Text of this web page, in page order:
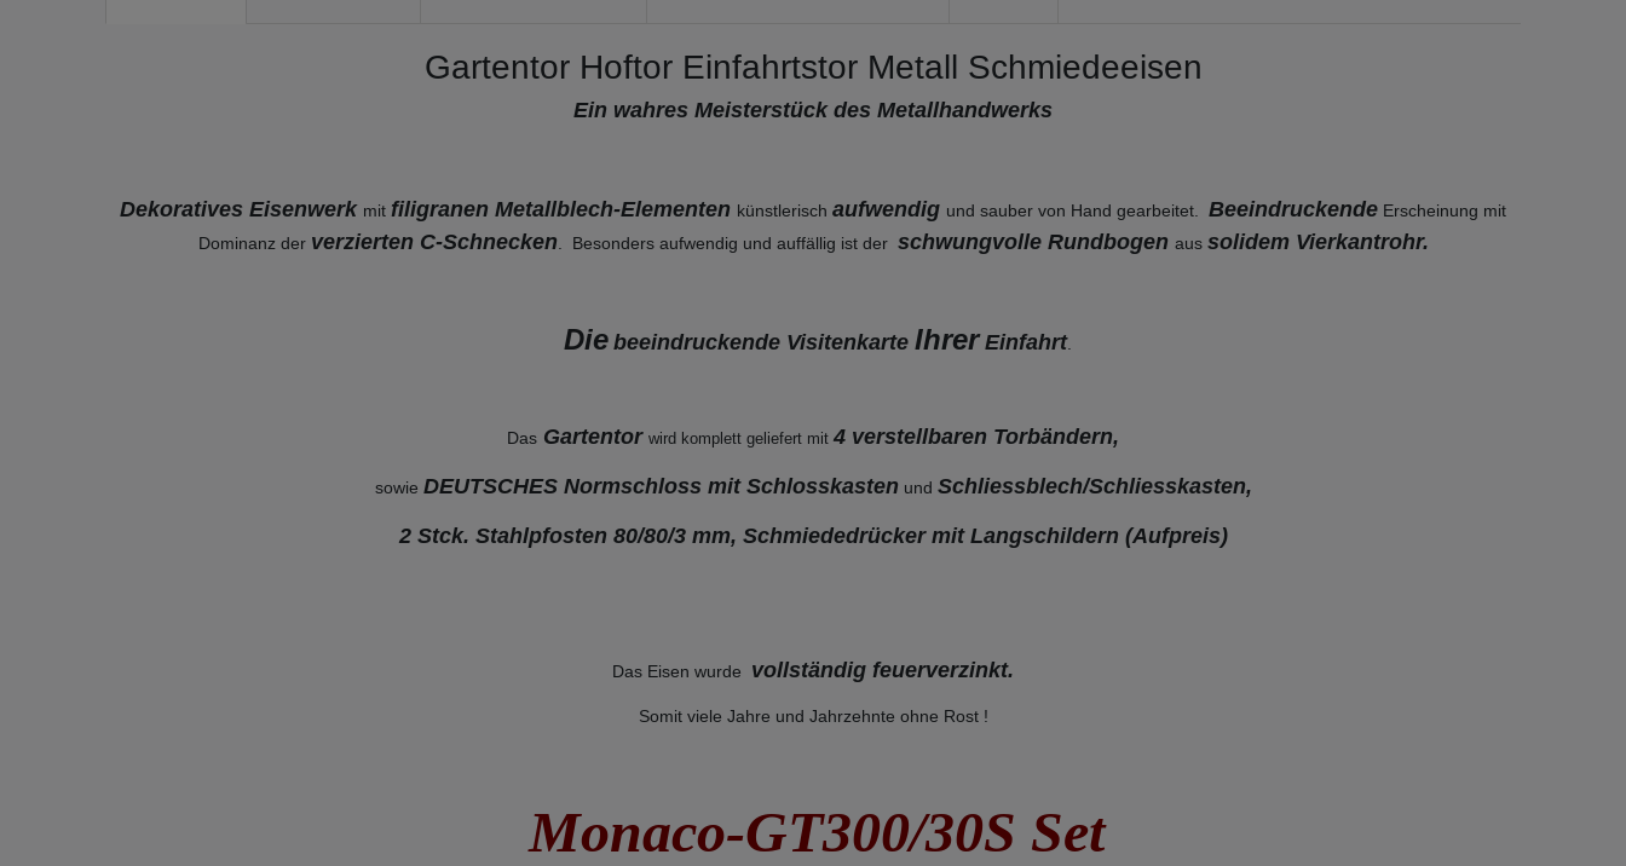
Gartentor Hoftor Einfahrtstor Metall Schmiedeeisen
Ein wahres Meisterstück des Metallhandwerks
Dekoratives Eisenwerk mit filigranen Metallblech-Elementen künstlerisch aufwendig und sauber von Hand gearbeitet. Beeindruckende Erscheinung mit
Dominanz der verzierten C-Schnecken. Besonders aufwendig und auffällig ist der schwungvolle Rundbogen aus solidem Vierkantrohr.
Die beeindruckende Visitenkarte IhrerEinfahrt.
Das Gartentor wird komplett geliefert mit 4 verstellbaren Torbändern,
sowie DEUTSCHES Normschloss mit Schlosskasten und Schliessblech/Schliesskasten,
2 Stck. Stahlpfosten 80/80/3 mm, Schmiededrücker mit Langschildern (Aufpreis)
Das Eisen wurde vollständig feuerverzinkt.
Somit viele Jahre und Jahrzehnte ohne Rost !
Monaco-GT300/30S Set